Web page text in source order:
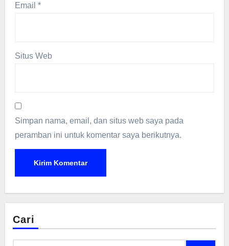
Email*
Situs Web
Simpan nama, email, dan situs web saya pada
peramban ini untuk komentar saya berikutnya.
Cari